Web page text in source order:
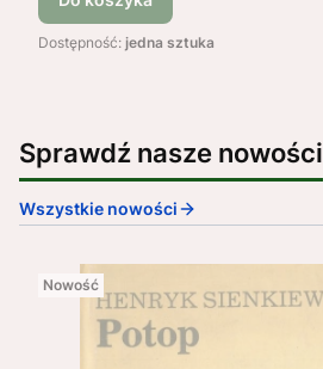
Dostępność: jedna sztuka
Sprawdź nasze nowości
Wszystkie nowości
Nowość